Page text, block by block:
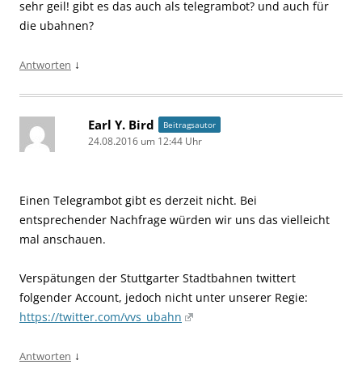
sehr geil! gibt es das auch als telegrambot? und auch für
die ubahnen?
Antworten ↓
Earl Y. Bird Beitragsautor
24.08.2016 um 12:44 Uhr
Einen Telegrambot gibt es derzeit nicht. Bei
entsprechender Nachfrage würden wir uns das vielleicht
mal anschauen.
Verspätungen der Stuttgarter Stadtbahnen twittert
folgender Account, jedoch nicht unter unserer Regie:
https://twitter.com/vvs_ubahn
Antworten ↓